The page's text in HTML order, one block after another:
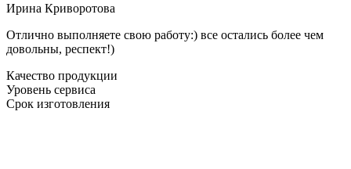
Ирина Криворотова
Отлично выполняете свою работу:) все остались более чем
довольны, респект!)
Качество продукции
Уровень сервиса
Срок изготовления